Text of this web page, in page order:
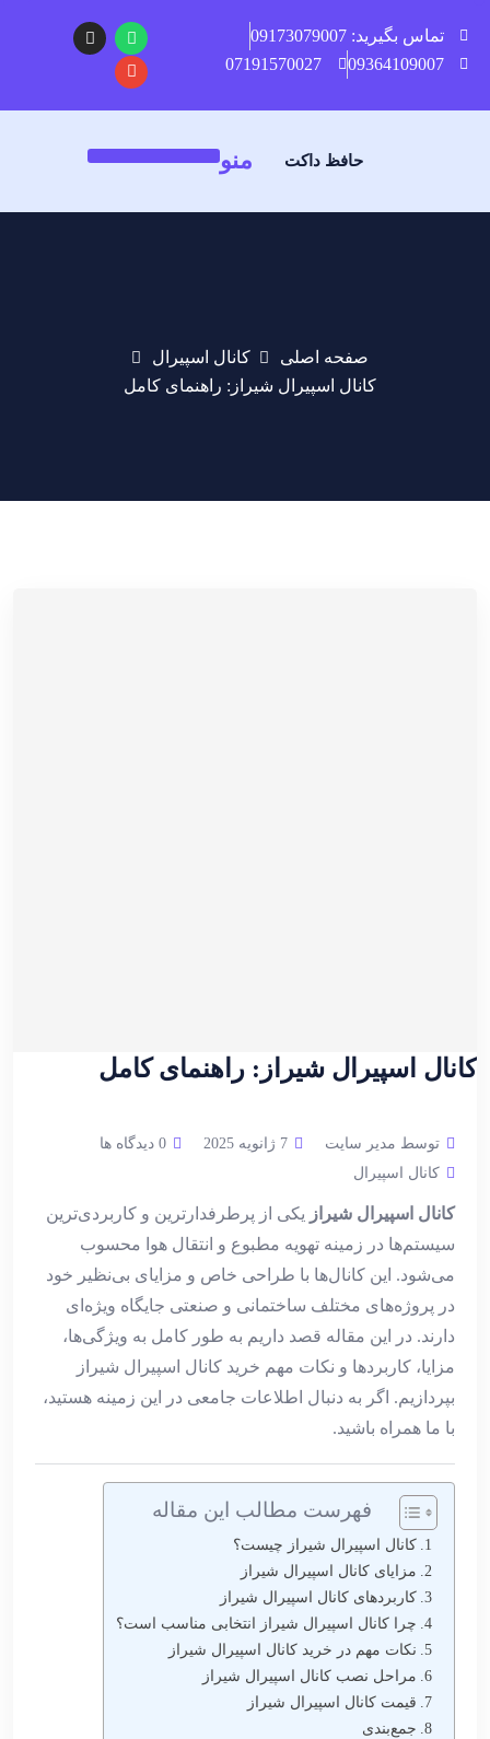
تماس بگیرید: 09173079007
09364109007
07191570027
حافظ داکت منو
صفحه اصلی
کانال اسپیرال
کانال اسپیرال شیراز: راهنمای کامل
کانال اسپیرال شیراز: راهنمای کامل
توسط مدیر سایت 7 ژانویه 2025
0 دیدگاه ها
کانال اسپیرال
کانال اسپیرال شیراز یکی از پرطرفدارترین و کاربردی‌ترین
سیستم‌ها در زمینه تهویه مطبوع و انتقال هوا محسوب
می‌شود. این کانال‌ها با طراحی خاص و مزایای بی‌نظیر خود
در پروژه‌های مختلف ساختمانی و صنعتی جایگاه ویژه‌ای
دارند. در این مقاله قصد داریم به طور کامل به ویژگی‌ها،
مزایا، کاربردها و نکات مهم خرید کانال اسپیرال شیراز
بپردازیم. اگر به دنبال اطلاعات جامعی در این زمینه هستید،
با ما همراه باشید.
فهرست مطالب این مقاله
کانال اسپیرال شیراز چیست؟
مزایای کانال اسپیرال شیراز
کاربردهای کانال اسپیرال شیراز
چرا کانال اسپیرال شیراز انتخابی مناسب است؟
نکات مهم در خرید کانال اسپیرال شیراز
مراحل نصب کانال اسپیرال شیراز
قیمت کانال اسپیرال شیراز
جمع‌بندی